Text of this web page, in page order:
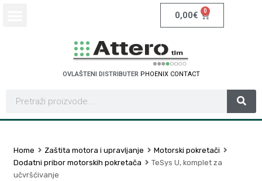
0,00€ 0
OVLAŠTENI DISTRIBUTER PHOENIX CONTACT
Home Zaštita motora i upravljanje
Motorski pokretači
Dodatni pribor motorskih pokretača
TeSys U, komplet za
učvršćivanje